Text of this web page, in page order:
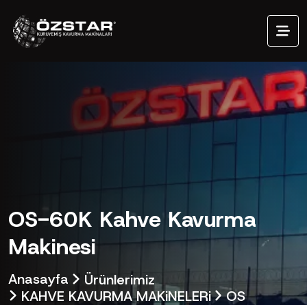
OS-60K Kahve Kavurma
Makinesi
Anasayfa
Ürünlerimiz
KAHVE KAVURMA MAKiNELERi
OS